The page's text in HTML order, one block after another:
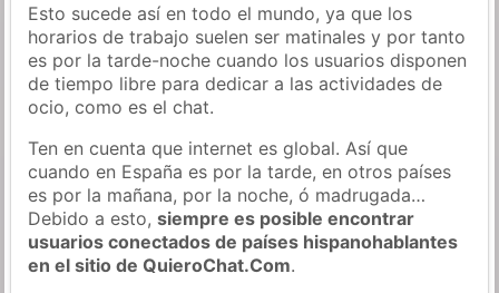
Esto sucede así en todo el mundo, ya que los
horarios de trabajo suelen ser matinales y por tanto
es por la tarde-noche cuando los usuarios disponen
de tiempo libre para dedicar a las actividades de
ocio, como es el chat.
Ten en cuenta que internet es global. Así que
cuando en España es por la tarde, en otros países
es por la mañana, por la noche, ó madrugada…
Debido a esto,siempre es posible encontrar
usuarios conectados de países hispanohablantes
en el sitio de QuieroChat.Com.